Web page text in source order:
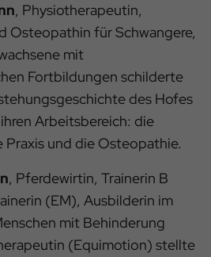
, Physiotherapeutin,
Osteopathin für Schwangere,
mit
Fortbildungen schilderte
des Hofes
Arbeitsbereich: die
und die Osteopathie.
, Pferdewirtin, Trainerin B
(EM), Ausbilderin im
mit Behinderung
(Equimotion) stellte